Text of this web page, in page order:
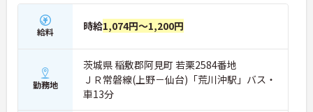
給料 時給1,074円～1,200円
勤務地
茨城県 稲敷郡阿見町 若栗2584番地
ＪＲ常磐線(上野－仙台)「荒川沖駅」バス・
車13分